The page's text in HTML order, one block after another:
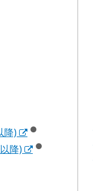
降) ●
降) ●